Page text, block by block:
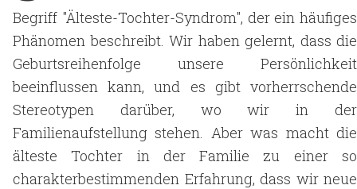
Begriff "Älteste-Tochter-Syndrom", der ein häufiges
Phänomen beschreibt. Wir haben gelernt, dass die
Geburtsreihenfolge unsere Persönlichkeit
beeinflussen kann, und es gibt vorherrschende
Stereotypen darüber, wo wir in der
Familienaufstellung stehen. Aber was macht die
älteste Tochter in der Familie zu einer so
charakterbestimmenden Erfahrung, dass wir neue